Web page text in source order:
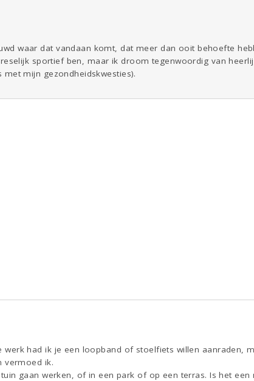
waar dat vandaan komt, dat meer dan ooit behoefte
sportief ben, maar ik droom tegenwoordig van
mijn gezondheidskwesties).
werk had ik je een loopband of stoelfiets willen aanraden,
vermoed ik.
tuin gaan werken, of in een park of op een terras. Is het